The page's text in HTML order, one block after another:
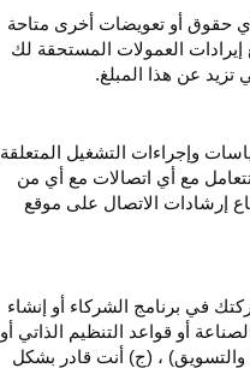
أي حقوق أو تعويضات أخرى متاحة
العمولات المستحقة لك
عن هذا المبلغ.
وإجراءات التشغيل المتعلقة
مع أي اتصالات مع أي من
إرشادات الاتصال على موقع
في برنامج الشركاء أو إنشاء
أو قواعد التنظيم الذاتي أو
والتسويق) ، (ج) أنت قادر بشكل